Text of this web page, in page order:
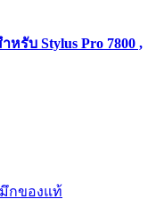
หรับ Stylus Pro 7800 ,